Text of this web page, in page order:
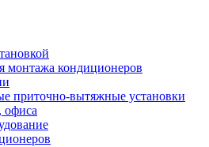
монтажа кондиционеров
приточно-вытяжные установки
офиса